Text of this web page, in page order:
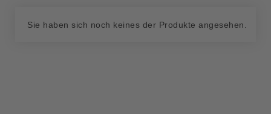
Sie haben sich noch keines der Produkte angesehen.